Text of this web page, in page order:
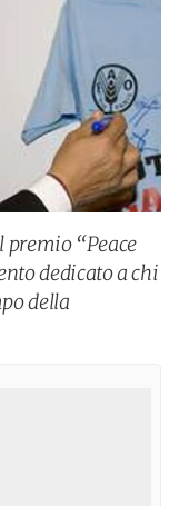
premio “Peace
dedicato a chi
della